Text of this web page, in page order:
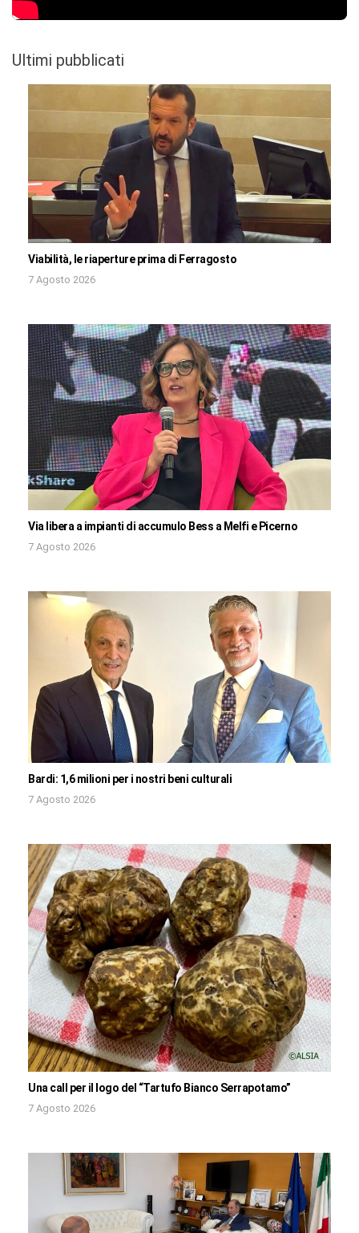
Ultimi pubblicati
Viabilità, le riaperture prima di Ferragosto
7 Agosto 2026
Via libera a impianti di accumulo Bess a Melfi e Picerno
7 Agosto 2026
Bardi: 1,6 milioni per i nostri beni culturali
7 Agosto 2026
Una call per il logo del “Tartufo Bianco Serrapotamo”
7 Agosto 2026